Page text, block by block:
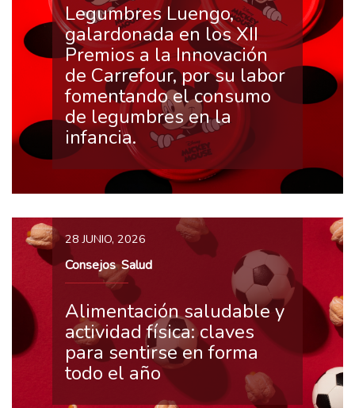
Legumbres Luengo,
galardonada en los XII
Premios a la Innovación
de Carrefour, por su labor
fomentando el consumo
de legumbres en la
infancia.
28 JUNIO, 2026
Consejos,Salud
Alimentación saludable y
actividad física: claves
para sentirse en forma
todo el año